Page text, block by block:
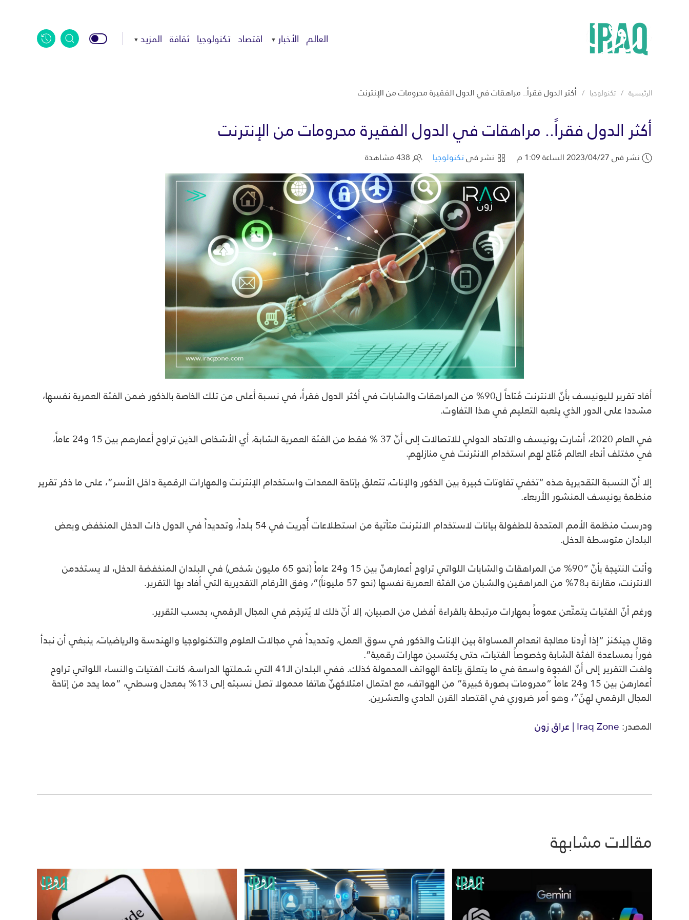
العالم الأخبار اقتصاد تكنولوجيا ثقافة المزيد
الرئيسية تكنولوجيا أكثر الدول فقراً.. مراهقات في الدول الفقيرة محرومات من الإنترنت
أكثر الدول فقراً.. مراهقات في الدول الفقيرة محرومات من الإنترنت
نشر في 2023/04/27 الساعة 1:09 م نشر فيتكنولوجيا
أفاد تقرير لليونيسف بأنّ الانترنت مُتاحاً ل90% من المراهقات والشابات في أكثر الدول فقراً، في نسبة أعلى من تلك الخاصة بالذكور ضمن الفئة العمرية نفسها،
مشددا على الدور الذي يلعبه التعليم في هذا التفاوت.
في العام 2020، أشارت يونيسف والاتحاد الدولي للاتصالات إلى أنّ 37 % فقط من الفئة العمرية الشابة، أي الأشخاص الذين تراوح أعمارهم بين 15 و24 عاماً،
في مختلف أنحاء العالم مُتاح لهم استخدام الانترنت في منازلهم.
إلا أنّ النسبة التقديرية هذه “تخفي تفاوتات كبيرة بين الذكور والإناث، تتعلق بإتاحة المعدات واستخدام الإنترنت والمهارات الرقمية داخل الأسر”، على ما ذكر تقرير
منظمة يونيسف المنشور الأربعاء.
ودرست منظمة الأمم المتحدة للطفولة بيانات لاستخدام الانترنت متأتية من استطلاعات أُجريت في 54 بلداً، وتحديداً في الدول ذات الدخل المنخفض وبعض
البلدان متوسطة الدخل.
وأتت النتيجة بأنّ “90% من المراهقات والشابات اللواتي تراوح أعمارهنّ بين 15 و24 عاماً (نحو 65 مليون شخص) في البلدان المنخفضة الدخل، لا يستخدمن
الانترنت، مقارنة بـ78% من المراهقين والشبان من الفئة العمرية نفسها (نحو 57 مليوناً)”، وفق الأرقام التقديرية التي أفاد بها التقرير.
ورغم أنّ الفتيات يتمتّعن عموماً بمهارات مرتبطة بالقراءة أفضل من الصبيان، إلا أنّ ذلك لا يُترجَم في المجال الرقمي، بحسب التقرير.
وقال جينكنز “إذا أردنا معالجة انعدام المساواة بين الإناث والذكور في سوق العمل، وتحديداً في مجالات العلوم والتكنولوجيا والهندسة والرياضيات، ينبغي أن نبدأ
فوراً بمساعدة الفئة الشابة وخصوصاً الفتيات، حتى يكتسبن مهارات رقمية”.
ولفت التقرير إلى أنّ الفجوة واسعة في ما يتعلق بإتاحة الهواتف المحمولة كذلك. ففي البلدان الـ41 التي شملتها الدراسة، كانت الفتيات والنساء اللواتي تراوح
أعمارهن بين 15 و24 عاماً “محرومات بصورة كبيرة” من الهواتف، مع احتمال امتلاكهنّ هاتفا محمولا تصل نسبته إلى 13% بمعدل وسطي، “مما يحد من إتاحة
المجال الرقمي لهنّ”، وهو أمر ضروري في اقتصاد القرن الحادي والعشرين.
المصدر:Iraq Zone | عراق زون
مقالات مشابهة